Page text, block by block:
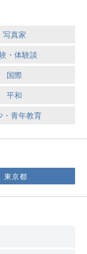
写真家
・体験談
国際
平和
・青年教育
東京都